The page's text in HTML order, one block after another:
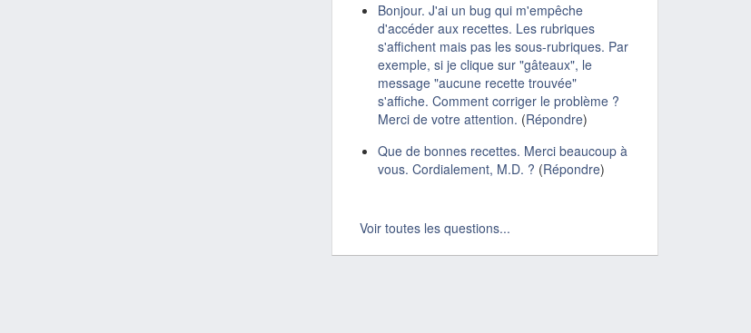
Bonjour. J'ai un bug qui m'empêche
d'accéder aux recettes. Les rubriques
s'affichent mais pas les sous-rubriques. Par
exemple, si je clique sur "gâteaux", le
message "aucune recette trouvée"
s'affiche. Comment corriger le problème ?
Merci de votre attention. (Répondre)
Que de bonnes recettes. Merci beaucoup à
vous. Cordialement, M.D. ? (Répondre)
Voir toutes les questions...